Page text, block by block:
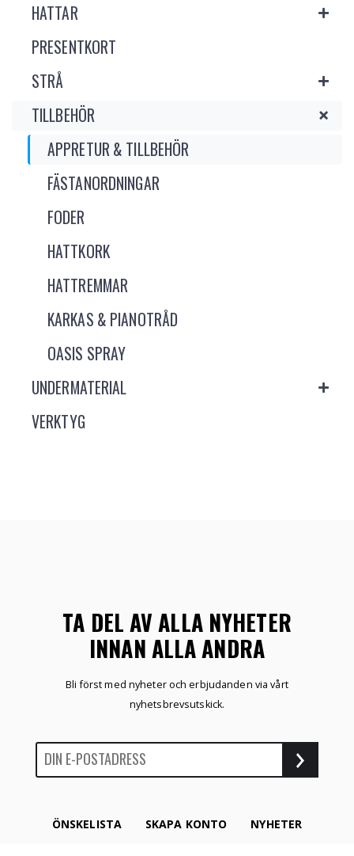
HATTAR
PRESENTKORT
STRÅ
TILLBEHÖR
APPRETUR & TILLBEHÖR
FÄSTANORDNINGAR
FODER
HATTKORK
HATTREMMAR
KARKAS & PIANOTRÅD
OASIS SPRAY
UNDERMATERIAL
VERKTYG
TA DEL AV ALLA NYHETER
INNAN ALLA ANDRA
Bli först med nyheter och erbjudanden via vårt
nyhetsbrevsutskick.
ÖNSKELISTA SKAPA KONTO NYHETER